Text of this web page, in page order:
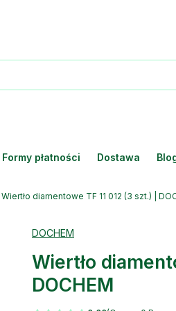
Formy płatności Dostawa
Wiertło diamentowe TF 11 012 (3 szt.) |
DOCHEM
Wiertło
DOCHEM